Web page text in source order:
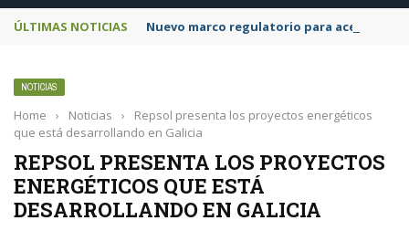
ÚLTIMAS NOTICIAS Nuevo marco regulatorio para acelerar
NOTICIAS
Home › Noticias ›
Repsol presenta los proyectos energéticos
que está desarrollando en Galicia
REPSOL PRESENTA LOS PROYECTOS
ENERGÉTICOS QUE ESTÁ
DESARROLLANDO EN GALICIA